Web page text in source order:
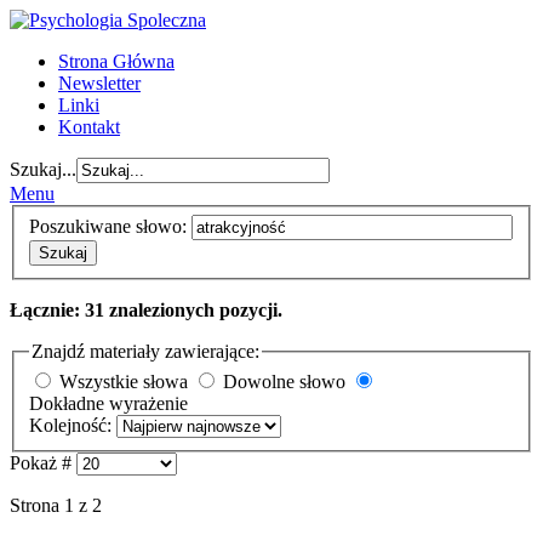
Strona Główna
Newsletter
Linki
Kontakt
Szukaj...
Menu
Poszukiwane słowo:
Szukaj
Łącznie: 31 znalezionych pozycji.
Znajdź materiały zawierające:
Wszystkie słowa
Dowolne słowo
Dokładne wyrażenie
Kolejność:
Pokaż #
Strona 1 z 2